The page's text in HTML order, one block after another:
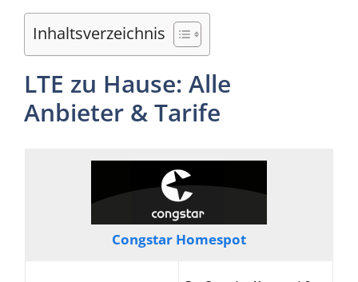
Inhaltsverzeichnis
LTE zu Hause: Alle
Anbieter & Tarife
Congstar Homespot